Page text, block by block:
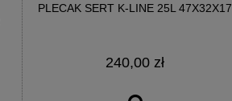
HACZYKI MATRIX X7 CARP METHOD
PLECAK SERT K-LINE 25L 47X32X17
240,00 zł